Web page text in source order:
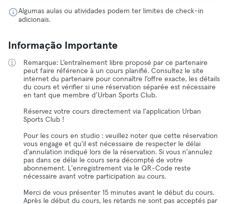
Algumas aulas ou atividades podem ter limites de check-in
adicionais.
Informação Importante
Remarque: L’entraînement libre proposé par ce partenaire
peut faire référence à un cours planifié. Consultez le site
internet du partenaire pour connaître l’offre exacte, les détails
du cours et vérifier si une réservation séparée est nécessaire
en tant que membre d’Urban Sports Club.
Réservez votre cours directement via l'application Urban
Sports Club !
Pour les cours en studio : veuillez noter que cette réservation
vous engage et qu'il est nécessaire de respecter le délai
d'annulation indiqué lors de la réservation. Si vous n'annulez
pas dans ce délai le cours sera décompté de votre
abonnement. L'enregistrement via le QR-Code reste
nécessaire avant votre participation au cours.
Merci de vous présenter 15 minutes avant le début du cours.
Après le début du cours, les retards ne sont pas acceptés par